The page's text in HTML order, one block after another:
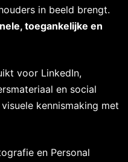
in beeld brengt.
toegankelijke en
voor LinkedIn,
en social
kennismaking met
en Personal